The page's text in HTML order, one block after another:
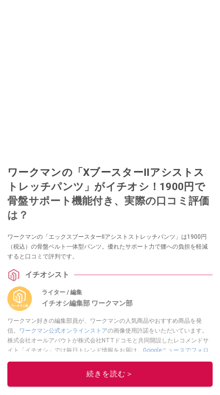
ワークマンの「XブースターⅡアシストス
トレッチパンツ」がイチオシ！1900円で
骨盤サポート機能付き、実際の口コミ評価
は？
ワークマンの「エックスブースターⅡアシストストレッチパンツ」は1900円
（税込）の骨盤ベルト一体型パンツ。優れたサポート力で腰への負担を軽減
すると口コミで評判です。
イチオシスト
ライター / 編集
イチオシ編集部 ワークマン部
ワークマン好きの編集部員が、ワークマンの人気商品やおすすめ商品を発
信。 ワークマン公式オンラインストアの画像使用許諾をいただいています。
株式会社オールアバウトが株式会社NTTドコモと共同開設したレコメンドサ
イト「イチオシ」では毎日トレンド情報をお届け。 Googleニュースでフォロ
ーしてください！
このイチオシストの他の記事を読む
続きを読む＞